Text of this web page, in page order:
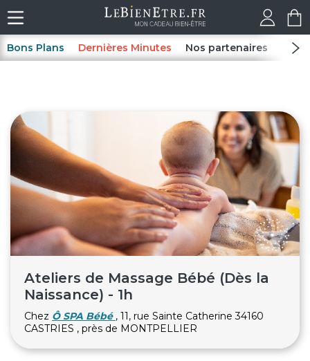
Bons Plans Dernières Minutes Nos partenaires Spas
Ateliers de Massage Bébé (Dès la
Naissance) - 1h
Chez Ô SPA Bébé , 11, rue Sainte Catherine 34160
CASTRIES , près de MONTPELLIER